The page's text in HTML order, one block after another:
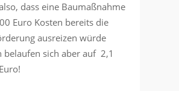
dass eine Baumaßnahme
Euro Kosten bereits die
ausreizen würde
belaufen sich aber auf 2,1